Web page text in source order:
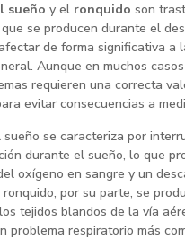
sueño y el ronquido son
se producen durante el
de forma significativa a
Aunque en muchos
requieren una correcta
evitar consecuencias a
sueño se caracteriza por
durante el sueño, lo que
oxígeno en sangre y un
por su parte, se
tejidos blandos de la vía
problema respiratorio más